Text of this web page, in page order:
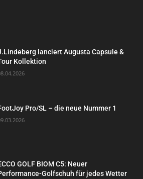
lanciert Augusta Capsule &
Kollektion
Pro/SL – die neue Nummer 1
GOLF BIOM C5: Neuer
Golfschuh für jedes Wetter